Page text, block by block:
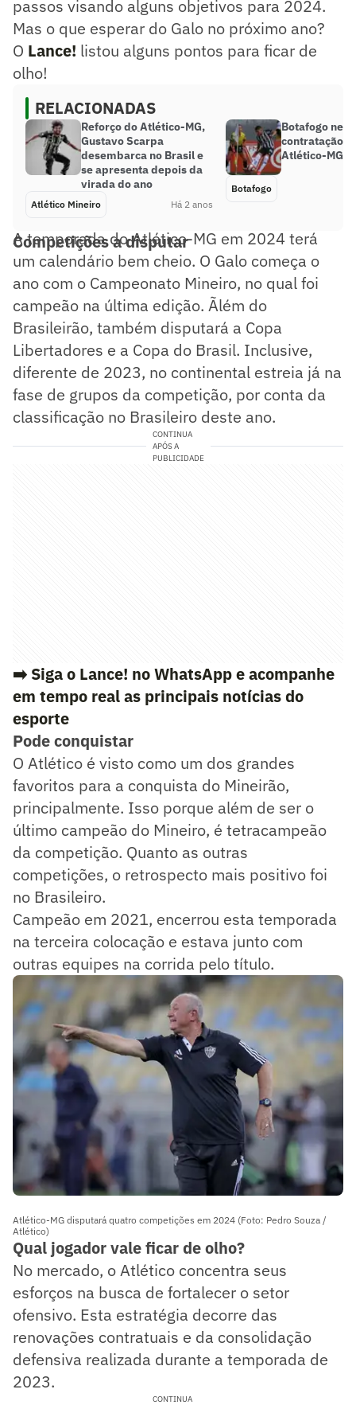
passos visando alguns objetivos para 2024.
Mas o que esperar do Galo no próximo ano?
O Lance! listou alguns pontos para ficar de
olho!
RELACIONADAS
Reforço do Atlético-MG,
Gustavo Scarpa
desembarca no Brasil e
se apresenta depois da
virada do ano
Atlético Mineiro Há 2 anos
Botafogo
contratação
Atlético-MG
Botafogo
Competições a disputar
A temporada do Atlético-MG em 2024 terá
um calendário bem cheio. O Galo começa o
ano com o Campeonato Mineiro, no qual foi
campeão na última edição. Ãlém do
Brasileirão, também disputará a Copa
Libertadores e a Copa do Brasil. Inclusive,
diferente de 2023, no continental estreia já na
fase de grupos da competição, por conta da
classificação no Brasileiro deste ano.
CONTINUA
APÓS A
PUBLICIDADE
➡️ Siga o Lance! no WhatsApp e acompanhe
em tempo real as principais notícias do
esporte
Pode conquistar
O Atlético é visto como um dos grandes
favoritos para a conquista do Mineirão,
principalmente. Isso porque além de ser o
último campeão do Mineiro, é tetracampeão
da competição. Quanto as outras
competições, o retrospecto mais positivo foi
no Brasileiro.
Campeão em 2021, encerrou esta temporada
na terceira colocação e estava junto com
outras equipes na corrida pelo título.
Atlético-MG disputará quatro competições em 2024 (Foto: Pedro Souza /
Atlético)
Qual jogador vale ficar de olho?
No mercado, o Atlético concentra seus
esforços na busca de fortalecer o setor
ofensivo. Esta estratégia decorre das
renovações contratuais e da consolidação
defensiva realizada durante a temporada de
2023.
CONTINUA